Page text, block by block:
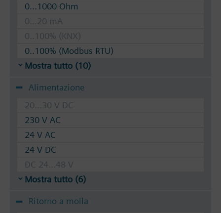
0...1000 Ohm
0...20 mA
0..100% (KNX)
0..100% (Modbus RTU)
Mostra tutto (10)
Alimentazione
20...30 V DC
230 V AC
24 V AC
24 V DC
DC 24...48 V
Mostra tutto (6)
Ritorno a molla